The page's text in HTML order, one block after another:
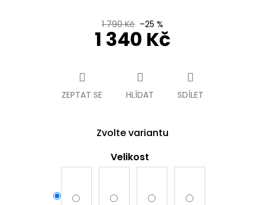
1 790 Kč –25 %
1 340 Kč
Zvolte variantu
Velikost
ZEPTAT SE HLÍDAT SDÍLET